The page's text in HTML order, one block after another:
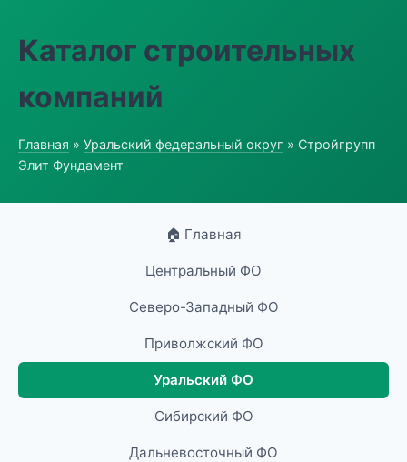
Каталог строительных
компаний
Главная » Уральский федеральный округ » Стройгрупп
Элит Фундамент
🏠 Главная
Центральный ФО
Северо-Западный ФО
Приволжский ФО
Уральский ФО
Сибирский ФО
Дальневосточный ФО